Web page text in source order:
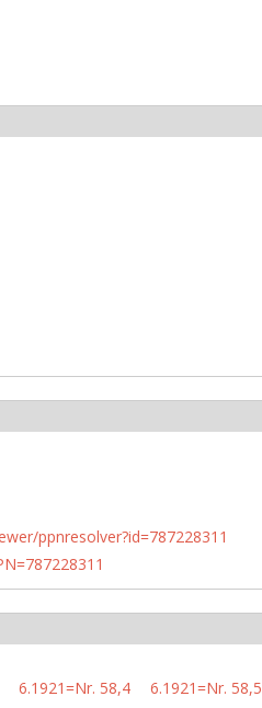
ppnresolver?id=787228311
6.1921=Nr. 58,4 6.1921=Nr. 58,5